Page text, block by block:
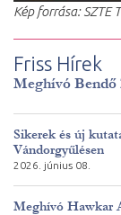
Kép forrása:
Friss Hírek
Meghívó Bendő
Sikerek és új
Vándorgyűlésen
2026. június 08.
Meghívó Hawkar